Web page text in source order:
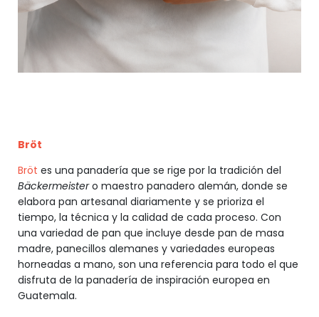
Bröt
Bröt es una panadería que se rige por la tradición del
Bäckermeistero maestro panadero alemán, donde se
elabora pan artesanal diariamente y se prioriza el
tiempo, la técnica y la calidad de cada proceso. Con
una variedad de pan que incluye desde pan de masa
madre, panecillos alemanes y variedades europeas
horneadas a mano, son una referencia para todo el que
disfruta de la panadería de inspiración europea en
Guatemala.